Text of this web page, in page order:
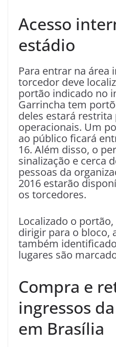
Acesso
estádio
Para entrar na área
torcedor deve
portão indicado no
Garrincha tem
deles estará restrita
operacionais. Um
ao público ficará
16. Além disso, o
sinalização e cerca
pessoas da
2016 estarão
os torcedores.
Localizado o
dirigir para o bloco,
também
lugares são
Compra e
ingressos
em Brasília